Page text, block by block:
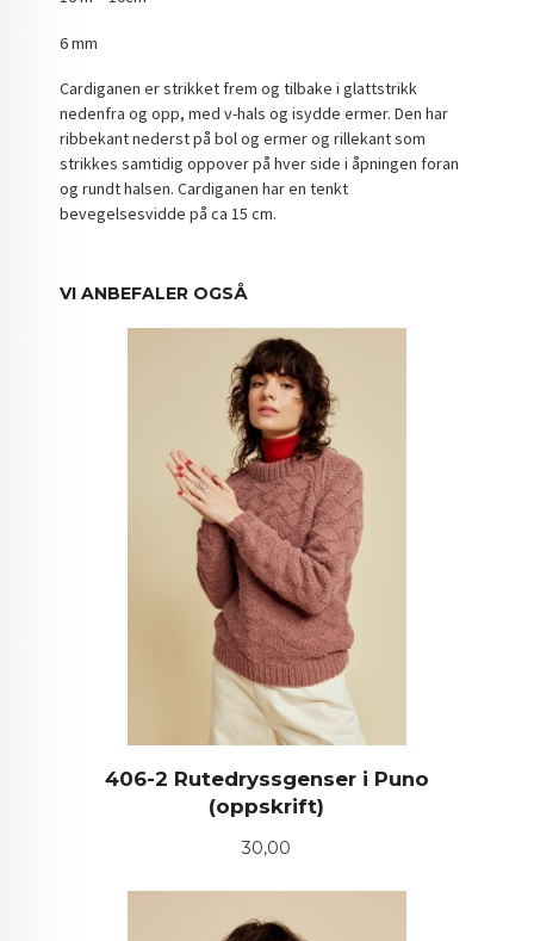
6 mm
Cardiganen er strikket frem og tilbake i glattstrikk
nedenfra og opp, med v-hals og isydde ermer. Den har
ribbekant nederst på bol og ermer og rillekant som
strikkes samtidig oppover på hver side i åpningen foran
og rundt halsen. Cardiganen har en tenkt
bevegelsesvidde på ca 15 cm.
VI ANBEFALER OGSÅ
406-2 Rutedryssgenser i Puno
(oppskrift)
Pris
30,00